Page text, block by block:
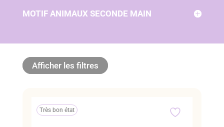
MOTIF ANIMAUX SECONDE MAIN
Afficher les filtres
Très bon état